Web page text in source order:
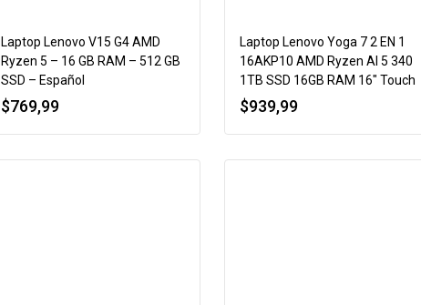
Laptop Lenovo V15 G4 AMD
Ryzen 5 – 16 GB RAM – 512 GB
SSD – Español
$769,99
Laptop Lenovo Yoga 7 2 EN 1
16AKP10 AMD Ryzen AI 5 340
1TB SSD 16GB RAM 16″ Touch
$939,99